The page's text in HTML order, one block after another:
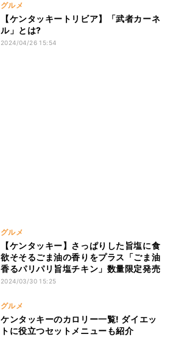
グルメ
【ケンタッキートリビア】「武者カーネ
ル」とは?
2024/04/26 15:54
グルメ
【ケンタッキー】さっぱりした旨塩に食
欲そそるごま油の香りをプラス「ごま油
香るパリパリ旨塩チキン」数量限定発売
2024/03/30 15:25
グルメ
ケンタッキーのカロリー一覧! ダイエッ
トに役立つセットメニューも紹介